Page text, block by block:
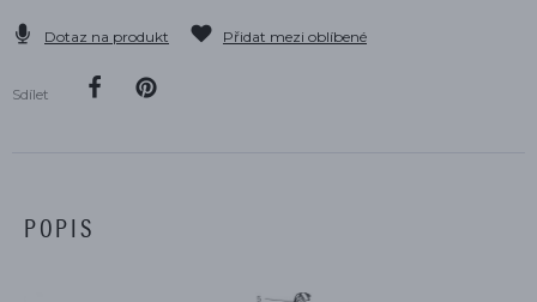
Dotaz na produkt Přidat mezi oblíbené
Sdílet
POPIS